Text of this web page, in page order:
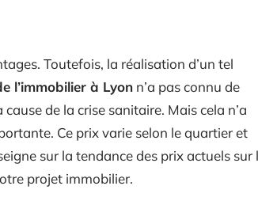
Toutefois, la réalisation d’un tel
l’immobilier à Lyon n’a pas connu de
de la crise sanitaire. Mais cela n’a
Ce prix varie selon le quartier et
sur la tendance des prix actuels sur
projet immobilier.